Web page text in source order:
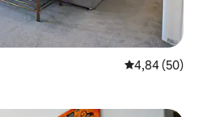
5 üzerinden
4,84 (50)